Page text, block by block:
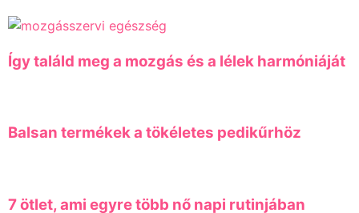
Így találd meg a mozgás és a lélek harmóniáját
Balsan termékek a tökéletes pedikűrhöz
7 ötlet, ami egyre több nő napi rutinjában